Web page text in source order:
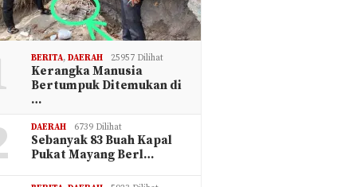
BERITA,DAERAH 25957 Dilihat
Kerangka Manusia
Bertumpuk Ditemukan di
…
DAERAH 6739 Dilihat
Sebanyak 83 Buah Kapal
Pukat Mayang Berl…